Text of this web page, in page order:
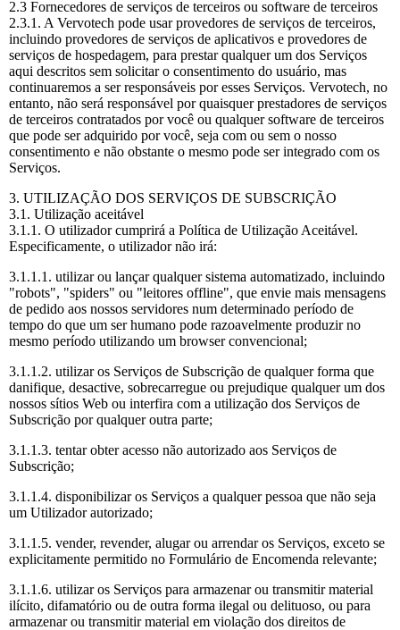
2.3 Fornecedores de serviços de terceiros ou software de terceiros
2.3.1. A Vervotech pode usar provedores de serviços de terceiros,
incluindo provedores de serviços de aplicativos e provedores de
serviços de hospedagem, para prestar qualquer um dos Serviços
aqui descritos sem solicitar o consentimento do usuário, mas
continuaremos a ser responsáveis por esses Serviços. Vervotech, no
entanto, não será responsável por quaisquer prestadores de serviços
de terceiros contratados por você ou qualquer software de terceiros
que pode ser adquirido por você, seja com ou sem o nosso
consentimento e não obstante o mesmo pode ser integrado com os
Serviços.
3. UTILIZAÇÃO DOS SERVIÇOS DE SUBSCRIÇÃO
3.1. Utilização aceitável
3.1.1. O utilizador cumprirá a Política de Utilização Aceitável.
Especificamente, o utilizador não irá:
3.1.1.1. utilizar ou lançar qualquer sistema automatizado, incluindo
"robots", "spiders" ou "leitores offline", que envie mais mensagens
de pedido aos nossos servidores num determinado período de
tempo do que um ser humano pode razoavelmente produzir no
mesmo período utilizando um browser convencional;
3.1.1.2. utilizar os Serviços de Subscrição de qualquer forma que
danifique, desactive, sobrecarregue ou prejudique qualquer um dos
nossos sítios Web ou interfira com a utilização dos Serviços de
Subscrição por qualquer outra parte;
3.1.1.3. tentar obter acesso não autorizado aos Serviços de
Subscrição;
3.1.1.4. disponibilizar os Serviços a qualquer pessoa que não seja
um Utilizador autorizado;
3.1.1.5. vender, revender, alugar ou arrendar os Serviços, exceto se
explicitamente permitido no Formulário de Encomenda relevante;
3.1.1.6. utilizar os Serviços para armazenar ou transmitir material
ilícito, difamatório ou de outra forma ilegal ou delituoso, ou para
armazenar ou transmitir material em violação dos direitos de